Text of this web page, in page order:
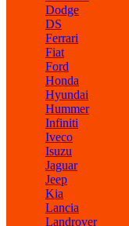
Dodge
DS
Ferrari
Fiat
Ford
Honda
Hyundai
Hummer
Infiniti
Iveco
Isuzu
Jaguar
Jeep
Kia
Lancia
Landrover